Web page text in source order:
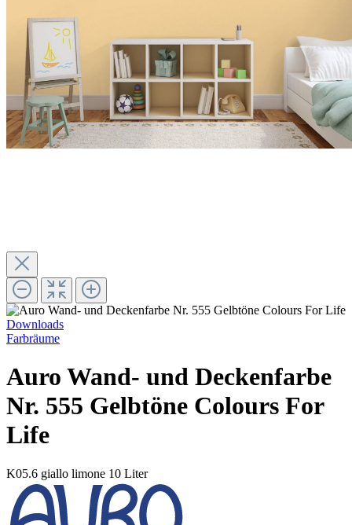
Downloads
Farbräume
Auro Wand- und Deckenfarbe
Nr. 555 Gelbtöne Colours For
Life
K05.6 giallo limone 10 Liter